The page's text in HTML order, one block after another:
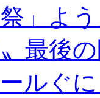
」よ
最後
ルぐ